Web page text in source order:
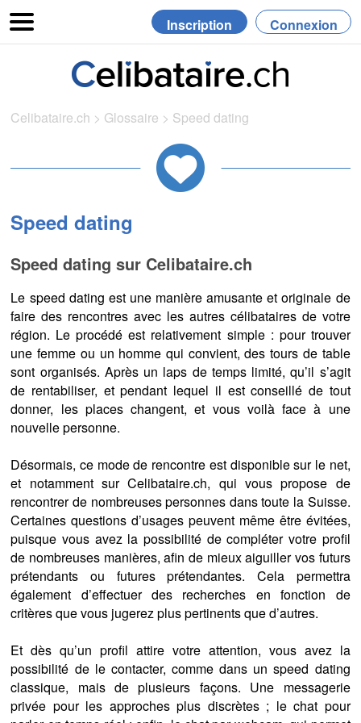
Inscription Connexion
Celibataire.ch > Glossaire > Speed dating
Speed dating
Speed dating sur Celibataire.ch
Le speed dating est une manière amusante et originale de
faire des rencontres avec les autres célibataires de votre
région. Le procédé est relativement simple : pour trouver
une femme ou un homme qui convient, des tours de table
sont organisés. Après un laps de temps limité, qu’il s’agit
de rentabiliser, et pendant lequel il est conseillé de tout
donner, les places changent, et vous voilà face à une
nouvelle personne.
Désormais, ce mode de rencontre est disponible sur le net,
et notamment sur Celibataire.ch, qui vous propose de
rencontrer de nombreuses personnes dans toute la Suisse.
Certaines questions d’usages peuvent même être évitées,
puisque vous avez la possibilité de compléter votre profil
de nombreuses manières, afin de mieux aiguiller vos futurs
prétendants ou futures prétendantes. Cela permettra
également d’effectuer des recherches en fonction de
critères que vous jugerez plus pertinents que d’autres.
Et dès qu’un profil attire votre attention, vous avez la
possibilité de le contacter, comme dans un speed dating
classique, mais de plusieurs façons. Une messagerie
privée pour les approches plus discrètes ; le chat pour